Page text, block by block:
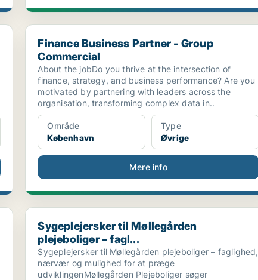
Finance Business Partner - Group Commercial
Finance Business Partner - Group
Commercial
About the jobDo you thrive at the intersection of
finance, strategy, and business performance? Are you
motivated by partnering with leaders across the
organisation, transforming complex data in..
Område
København
Type
Øvrige
Mere info
Sygeplejersker til Møllegården plejeboliger – fagl...
Sygeplejersker til Møllegården
plejeboliger – fagl...
Sygeplejersker til Møllegården plejeboliger – faglighed,
nærvær og mulighed for at præge
udviklingenMøllegården Plejeboliger søger